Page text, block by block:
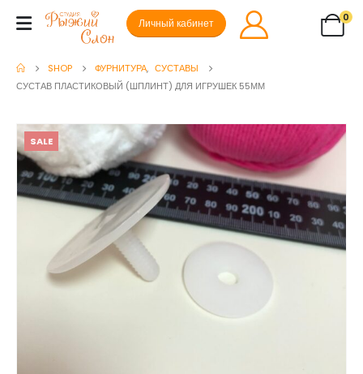
Личный кабинет
0
SHOP ФУРНИТУРА, СУСТАВЫ
СУСТАВ ПЛАСТИКОВЫЙ (ШПЛИНТ) ДЛЯ ИГРУШЕК 55ММ
SALE